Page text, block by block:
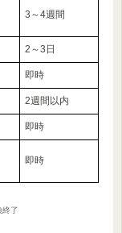
3～4週間
2～3日
即時
2週間以内
即時
即時
了